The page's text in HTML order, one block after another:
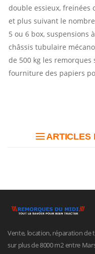
double essieux, freinées
et plus suivant le
5 ou 6 box, suspensions
châssis tubulaire
de 500 kg les remorques
fourniture des papiers
ARTICLES
Vente, location, réparation de
sur plus de 8000 m2 entre